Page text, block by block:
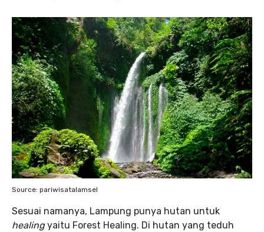
Source: pariwisatalamsel
Sesuai namanya, Lampung punya hutan untuk
healingyaitu Forest Healing. Di hutan yang teduh